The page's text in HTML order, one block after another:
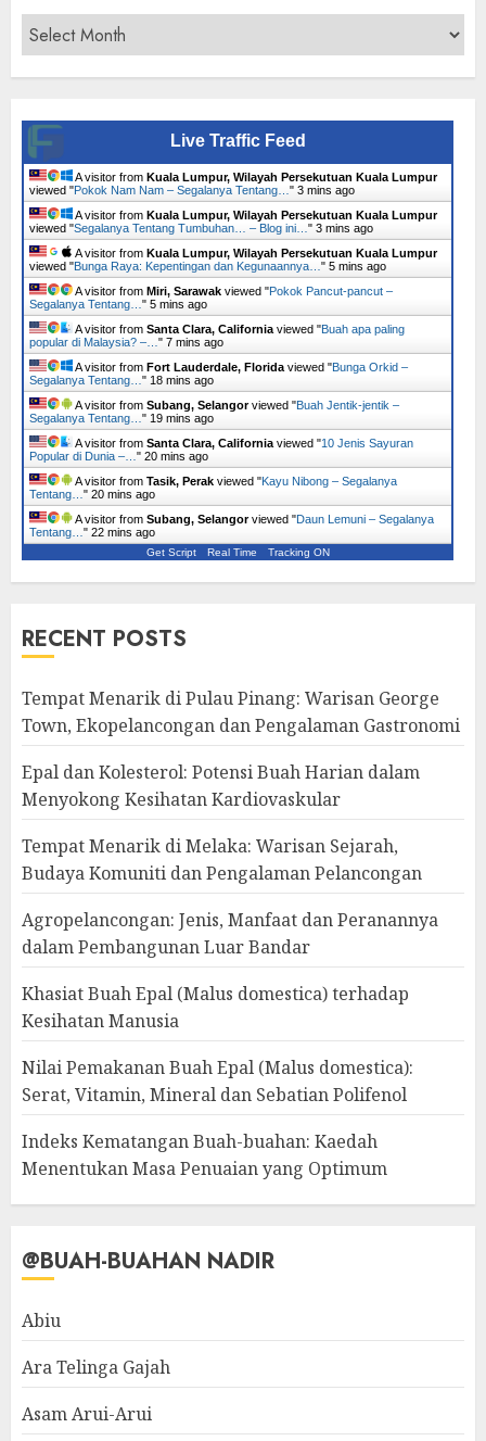
Archives
Live Traffic Feed
A visitor from Kuala Lumpur, Wilayah Persekutuan Kuala Lumpur
viewed "Pokok Nam Nam – Segalanya Tentang… " 3 mins ago
A visitor from Kuala Lumpur, Wilayah Persekutuan Kuala Lumpur
viewed "Segalanya Tentang Tumbuhan… – Blog ini… " 3 mins ago
A visitor from Kuala Lumpur, Wilayah Persekutuan Kuala Lumpur
viewed "Bunga Raya: Kepentingan dan Kegunaannya… " 5 mins ago
A visitor from Miri, Sarawak viewed "Pokok Pancut-pancut –
Segalanya Tentang… " 5 mins ago
A visitor from Santa Clara, California viewed "Buah apa paling
popular di Malaysia? –… " 7 mins ago
A visitor from Fort Lauderdale, Florida viewed "Bunga Orkid –
Segalanya Tentang… " 18 mins ago
A visitor from Subang, Selangorviewed "Buah Jentik-jentik –
Segalanya Tentang… " 19 mins ago
A visitor from Santa Clara, California viewed "10 Jenis Sayuran
Popular di Dunia –… " 20 mins ago
A visitor from Tasik, Perak viewed "Kayu Nibong – Segalanya
Tentang… " 20 mins ago
A visitor from Subang, Selangorviewed "Daun Lemuni – Segalanya
Tentang… " 22 mins ago
Get Script Real Time Tracking ON
RECENT POSTS
Tempat Menarik di Pulau Pinang: Warisan George
Town, Ekopelancongan dan Pengalaman Gastronomi
Epal dan Kolesterol: Potensi Buah Harian dalam
Menyokong Kesihatan Kardiovaskular
Tempat Menarik di Melaka: Warisan Sejarah,
Budaya Komuniti dan Pengalaman Pelancongan
Agropelancongan: Jenis, Manfaat dan Peranannya
dalam Pembangunan Luar Bandar
Khasiat Buah Epal (Malus domestica) terhadap
Kesihatan Manusia
Nilai Pemakanan Buah Epal (Malus domestica):
Serat, Vitamin, Mineral dan Sebatian Polifenol
Indeks Kematangan Buah-buahan: Kaedah
Menentukan Masa Penuaian yang Optimum
@BUAH-BUAHAN NADIR
Abiu
Ara Telinga Gajah
Asam Arui-Arui